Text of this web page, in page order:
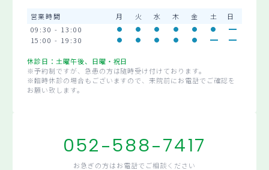
営業時間 月 火 水 木 金 土
日
09:30 - 13:00
15:00 - 19:30
休診日：土曜午後、日曜・祝日
※予約制ですが、急患の方は随時受け付けております。
※臨時休診の場合もございますので、来院前にお電話でご確認を
お願い致します。
052-588-7417
お急ぎの方はお電話でご相談ください